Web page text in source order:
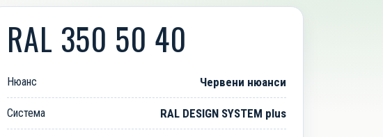
RAL 350 50 40
Нюанс Червени нюанси
Система RAL DESIGN SYSTEM plus